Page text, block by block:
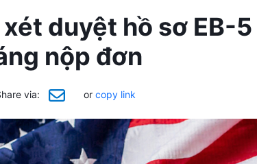
duyệt hồ sơ EB-
nộp đơn
via: or copy link